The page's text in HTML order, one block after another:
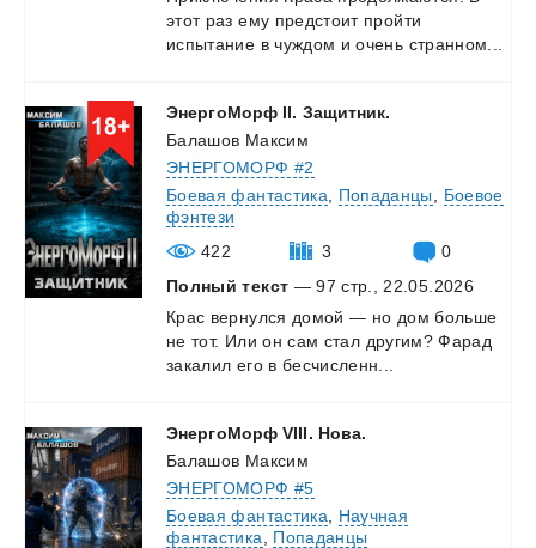
этот раз ему предстоит пройти
испытание в чуждом и очень странном...
ЭнергоМорф II. Защитник.
Балашов Максим
ЭНЕРГОМОРФ #2
Боевая фантастика
Попаданцы
Боевое
фэнтези
422
3
0
Полный текст — 97 стр., 22.05.2026
Крас вернулся домой — но дом больше
не тот. Или он сам стал другим? Фарад
закалил его в бесчисленн...
ЭнергоМорф VIII. Нова.
Балашов Максим
ЭНЕРГОМОРФ #5
Боевая фантастика
Научная
фантастика
Попаданцы